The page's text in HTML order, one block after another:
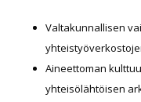
Valtakunnallisen
Aineettoman
yhteisölähtöisen